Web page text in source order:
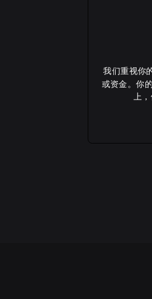
我们重视你
或资金。你
上，